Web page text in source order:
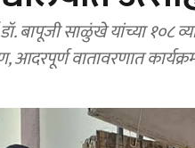
बापूजी साळुंखे यांच्या १०८
आदरपूर्ण वातावरणात